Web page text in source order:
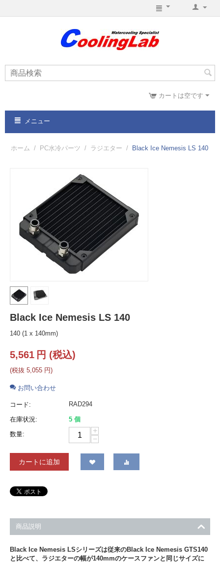
カートは空です
メニュー
ホーム / PC水冷パーツ / ラジエター / Black Ice Nemesis LS 140
Black Ice Nemesis LS 140
140 (1 x 140mm)
5,561 円 (税込)
(税抜 5,055 円)
お問い合わせ
コード: RAD294
在庫状況:
5 個
数量:
+
−
カートに追加
商品説明
Black Ice Nemesis LSシリーズは従来のBlack Ice Nemesis GTS140
と比べて、ラジエターの幅が140mmのケースファンと同じサイズに